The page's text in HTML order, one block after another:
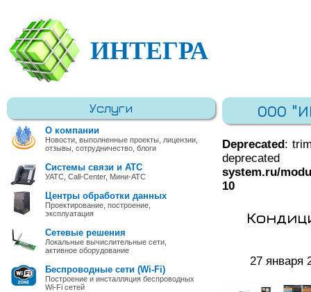
ИНТЕГРА
Услуги
О компании
Новости, выполненные проекты, лицензии,
отзывы, сотрудничество, блоги
Системы связи и АТС
УАТС, Call-Center, Мини-АТС
Центры обработки данных
Проектирование, построение,
эксплуатация
Сетевые решения
Локальные вычислительные сети,
активное оборудование
Беспроводные сети (Wi-Fi)
Построение и инсталляция беспроводных
Wi-Fi сетей
ООО
Deprecated:
system.ru/
10
27 января